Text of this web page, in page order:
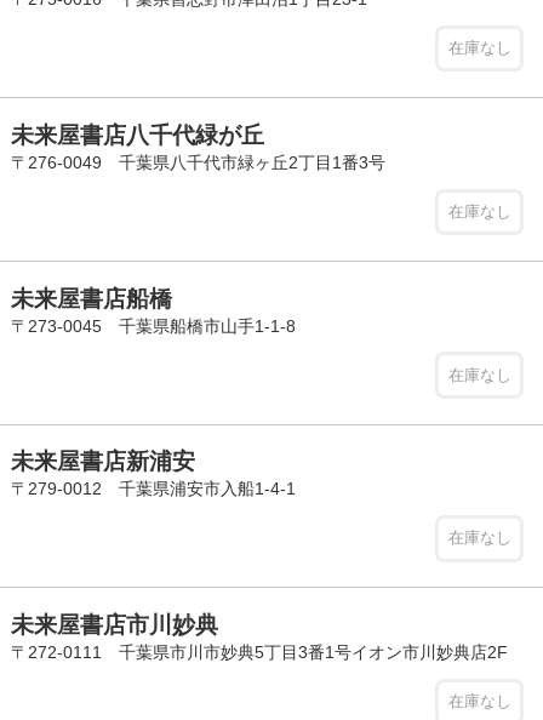
在庫なし
未来屋書店八千代緑が丘
〒276-0049 千葉県八千代市緑ヶ丘2丁目1番3号
在庫なし
未来屋書店船橋
〒273-0045 千葉県船橋市山手1-1-8
在庫なし
未来屋書店新浦安
〒279-0012 千葉県浦安市入船1-4-1
在庫なし
未来屋書店市川妙典
〒272-0111 千葉県市川市妙典5丁目3番1号イオン市川妙典店2F
在庫なし